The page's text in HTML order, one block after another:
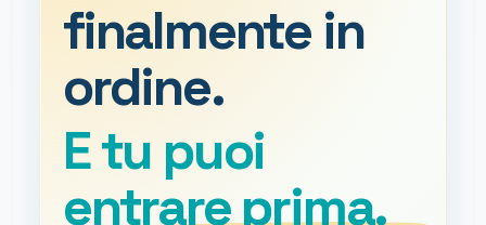
finalmente in
ordine.
E tu puoi
entrare prima.